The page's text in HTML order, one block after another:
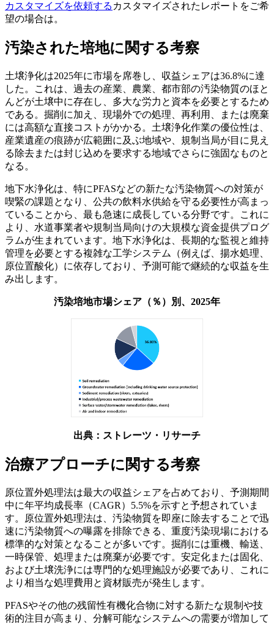
カスタマイズを依頼する カスタマイズされたレポートをご希
望の場合は。
汚染された培地に関する考察
土壌浄化は2025年に市場を席巻し、収益シェアは36.8%に達
した。これは、過去の産業、農業、都市部の汚染物質のほと
んどが土壌中に存在し、多大な労力と資本を必要とするため
である。掘削に加え、現場外での処理、再利用、または廃棄
には高額な直接コストがかかる。土壌浄化作業の優位性は、
産業遺産の痕跡が広範囲に及ぶ地域や、規制当局が目に見え
る除去または封じ込めを要求する地域でさらに強固なものと
なる。
地下水浄化は、特にPFASなどの新たな汚染物質への対策が
喫緊の課題となり、公共の飲料水供給を守る必要性が高まっ
ていることから、最も急速に成長している分野です。これに
より、水道事業者や規制当局向けの大規模な資金提供プログ
ラムが生まれています。地下水浄化は、長期的な監視と維持
管理を必要とする複雑な工学システム（例えば、揚水処理、
原位置酸化）に依存しており、予測可能で継続的な収益を生
み出します。
汚染培地市場シェア（％）別、2025年
出典：ストレーツ・リサーチ
治療アプローチに関する考察
原位置外処理法は最大の収益シェアを占めており、予測期間
中に年平均成長率（CAGR）5.5%を示すと予想されていま
す。原位置外処理法は、汚染物質を即座に除去することで迅
速に汚染物質への曝露を排除できる、重度汚染現場における
標準的な対策となることが多いです。掘削には重機、輸送、
一時保管、処理または廃棄が必要です。安定化または固化、
および土壌洗浄には専門的な処理施設が必要であり、これに
より相当な処理費用と資材販売が発生します。
PFASやその他の残留性有機化合物に対する新たな規制や技
術的注目が高まり、分解可能なシステムへの需要が増加して